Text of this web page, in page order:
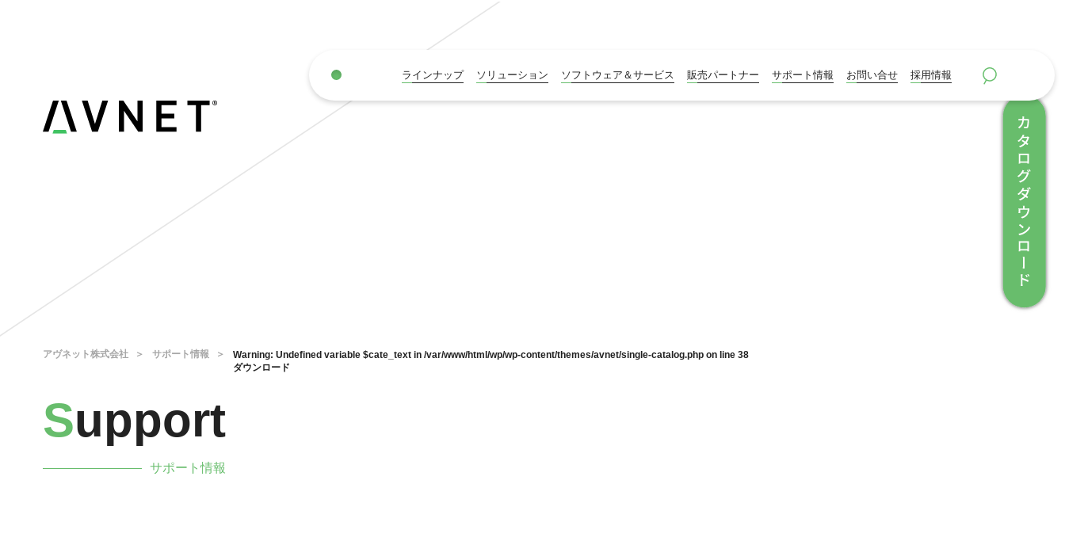
ラインナップ ソリューション ソフトウェア＆サービス 販売パートナー サポート情報 お問い合せ 採用情報
アヴネット株式会社 サポート情報 Warning: Undefined variable $cate_text in /var/www/html/wp/wp-content/themes/avnet/single-catalog.phpon line 38
ダウンロード
Support
サポート情報